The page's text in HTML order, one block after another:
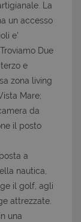
La
un accesso
e'
Due
e
zona living
Mare;
da
il posto
a
nautica,
il golf, agli
attrezzate.
una